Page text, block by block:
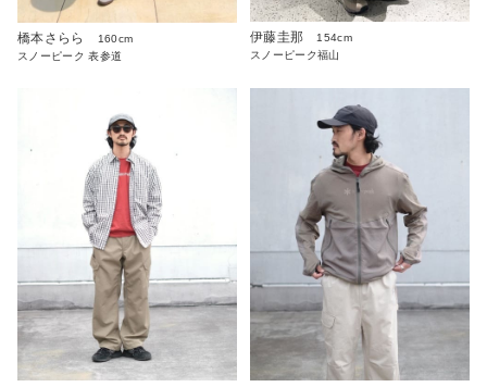
橋本さらら
160cm
スノーピーク 表参道
伊藤圭那
154cm
スノーピーク福山